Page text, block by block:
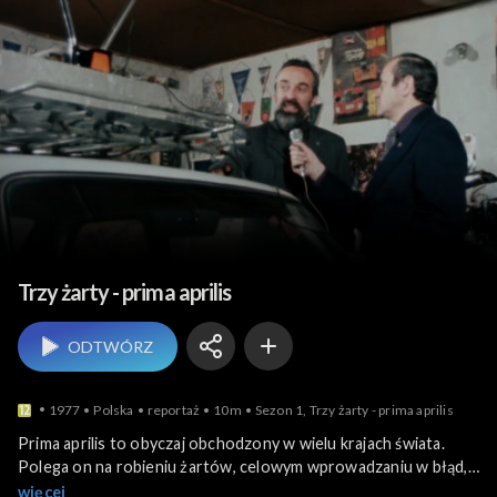
Teatr i sztuka sceniczna
Trzy żarty - prima aprilis
ODTWÓRZ
1977 Polska reportaż 10m Sezon 1, Trzy żarty - prima aprilis
Prima aprilis to obyczaj obchodzony w wielu krajach świata.
Polega on na robieniu żartów, celowym wprowadzaniu w błąd,
nabieraniu kogoś. Tego dnia w mediach pojawiają się różne
więcej